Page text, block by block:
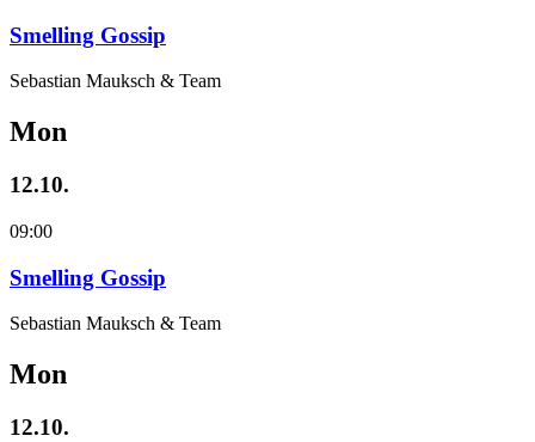
Smelling Gossip
Sebastian Mauksch & Team
Mon
12.10.
09:00
Smelling Gossip
Sebastian Mauksch & Team
Mon
12.10.